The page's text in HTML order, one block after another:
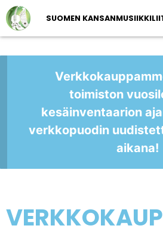
SUOMEN
toimiston
kesäinventaarion
verkkopuodin
aikana!